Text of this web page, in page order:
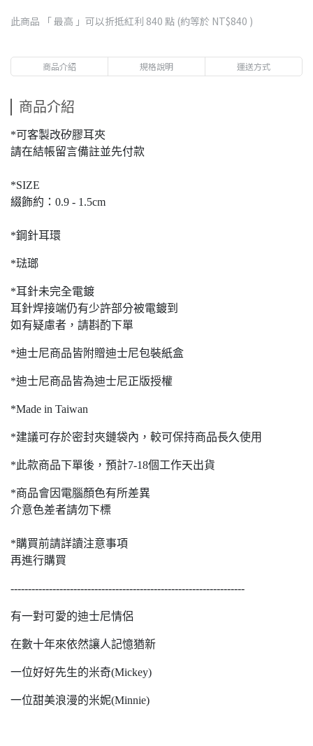
此商品 「 最高 」可以折抵紅利 840 點 (約等於 NT$840 )
商品介紹 規格說明 運送方式
商品介紹
*可客製改矽膠耳夾
請在結帳留言備註並先付款
*SIZE
綴飾約：0.9 - 1.5cm
*鋼針耳環
*琺瑯
*耳針未完全電鍍
耳針焊接端仍有少許部分被電鍍到
如有疑慮者，請斟酌下單
*迪士尼商品皆附贈迪士尼包裝紙盒
*迪士尼商品皆為迪士尼正版授權
*Made in Taiwan
*建議可存於密封夾鏈袋內，較可保持商品長久使用
*此款商品下單後，預計7-18個工作天出貨
*商品會因電腦顏色有所差異
介意色差者請勿下標
*購買前請詳讀注意事項
再進行購買
-------------------------------------------------------------------
有一對可愛的迪士尼情侶
在數十年來依然讓人記憶猶新
一位好好先生的米奇(Mickey)
一位甜美浪漫的米妮(Minnie)